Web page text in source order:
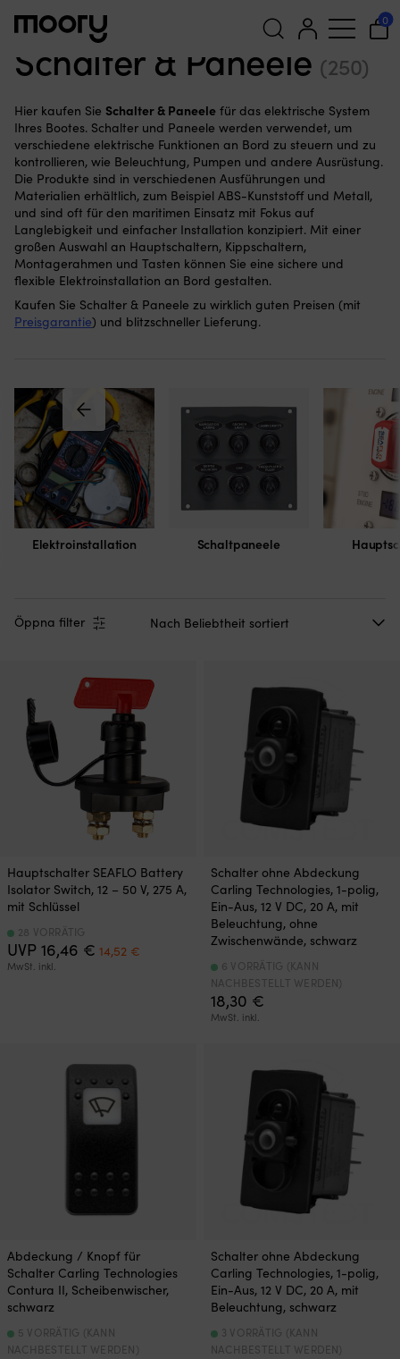
Suchen
0
Paneele
Schalter & Paneele (250)
Hier kaufen Sie Schalter & Paneele für das elektrische System
Ihres Bootes. Schalter und Paneele werden verwendet, um
verschiedene elektrische Funktionen an Bord zu steuern und zu
kontrollieren, wie Beleuchtung, Pumpen und andere Ausrüstung.
Die Produkte sind in verschiedenen Ausführungen und
Materialien erhältlich, zum Beispiel ABS-Kunststoff und Metall,
und sind oft für den maritimen Einsatz mit Fokus auf
Langlebigkeit und einfacher Installation konzipiert. Mit einer
großen Auswahl an Hauptschaltern, Kippschaltern,
Montagerahmen und Tasten können Sie eine sichere und
flexible Elektroinstallation an Bord gestalten.
Kaufen Sie Schalter & Paneele zu wirklich guten Preisen (mit
Preisgarantie) und blitzschneller Lieferung.
Elektroinstallation Schaltpaneele
Öppna filter
Hauptschalter SEAFLO Battery
Isolator Switch, 12 – 50 V, 275 A,
mit Schlüssel
UVP 16,46 € Ursprünglicher
Preis
14,52 €
MwSt. inkl.
28 VORRÄTIG
Schalter ohne Abdeckung
Carling Technologies, 1-polig,
Ein-Aus, 12 V DC, 20 A, mit
Beleuchtung, ohne
Zwischenwände, schwarz
18,30 €
MwSt. inkl.
6 VORRÄTIG (KANN
NACHBESTELLT WERDEN)
Abdeckung / Knopf für
Schalter Carling Technologies
Contura II, Scheibenwischer,
schwarz
5 VORRÄTIG (KANN
NACHBESTELLT WERDEN)
Schalter ohne Abdeckung
Carling Technologies, 1-polig,
Ein-Aus, 12 V DC, 20 A, mit
Beleuchtung, schwarz
3 VORRÄTIG (KANN
NACHBESTELLT WERDEN)